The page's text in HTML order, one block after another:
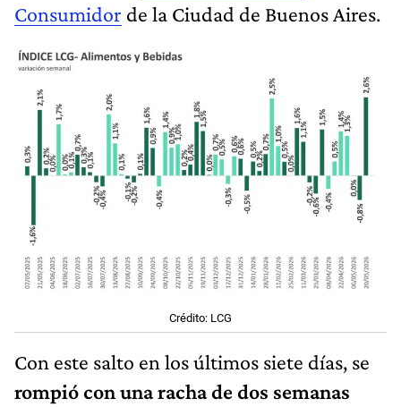
Consumidor de la Ciudad de Buenos Aires.
Crédito: LCG
Con este salto en los últimos siete días, se
rompió con una racha de dos semanas